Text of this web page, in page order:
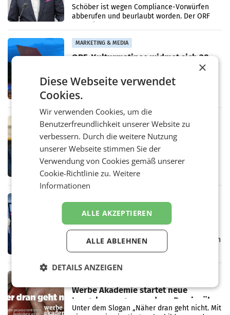
Schöber ist wegen Compliance-Vorwürfen
abberufen und beurlaubt worden. Der ORF
MARKETING & MEDIA
ORF-Kulturmatinee widmet sich 20
Jahren Grafenegg Festival und Peter
Simonischek
Am Sonntag, dem 9. August 2026, begleitet
durch die ORF-„Kulturmatinee“. Die Sendung
startet mit der Dokumentation „20 Jahre
Grafenegg
MARKETING & MEDIA
APA-Comm-Ranking: Christian
Stocker mit höchster Medienpräsenz
Das APA-Comm-Politik-Ranking untersucht
monatlich die Berichterstattung von zwölf
österreichischen Tageszeitungen und
analysiert, welche Politikerinnen und
Prozess zu Warner-Übernahme erst
im März 2027
LOS ANGELES Die geplante Übernahme des
Hollywood-Urgesteins Warner Brothers durch
den Rivalen Paramount wird noch lange in
den Prozess zu
Werbe Akademie startet neue
Imagekampagne rund um Praxisnähe
Unter dem Slogan „Näher dran geht nicht. Mit
×
Diese Webseite verwendet
Cookies.
Wir verwenden Cookies, um die
Benutzerfreundlichkeit unserer Website zu
verbessern. Durch die weitere Nutzung
unserer Webseite stimmen Sie der
Verwendung von Cookies gemäß unserer
Cookie-Richtlinie zu.Weitere
Informationen
ALLE AKZEPTIEREN
ALLE ABLEHNEN
DETAILS ANZEIGEN